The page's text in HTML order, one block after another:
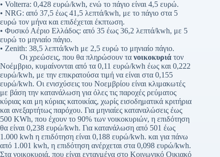
• Volterra: 0,428 ευρώ/kwh, ενώ το πάγιο είναι 4,5 ευρώ.
• NRG: από 37,5 έως 41,5 λεπτά/kwh, με το πάγιο στα 5
ευρώ τον μήνα και επιδέχεται έκπτωση.
• Φυσικό Αέριο Ελλάδος: από 35 έως 36,2 λεπτά/kwh, με 5
ευρώ το μηνιαίο πάγιο.
• Zenith: 38,5 λεπτά/kwh με 2,5 ευρώ το μηνιαίο πάγιο.
Οι χρεώσεις, που θα πληρώσουν τα νοικοκυριά τον
Νοέμβριο, κυμαίνονται από τα 0,11 ευρώ/kwh έως και 0,222
ευρώ/kwh, με την επικρατούσα τιμή να είναι στα 0,155
ευρώ/kwh. Οι ενισχύσεις του Νοεμβρίου είναι κλιμακωτές
με βάση την κατανάλωση για όλες τις παροχές ρεύματος
κύριας και μη κύριας κατοικίας, χωρίς εισοδηματικά κριτήρια
και ανεξαρτήτως παρόχου. Για μηνιαίες καταναλώσεις έως
500 KWh, που έχουν το 90% των νοικοκυριών, η επιδότηση
θα είναι 0,238 ευρώ/kwh. Για κατανάλωση από 501 έως
1.000 kwh η επιδότηση είναι 0,188 ευρώ/kwh. και για πάνω
από 1.001 kwh, η επιδότηση ανέρχεται στα 0,098 ευρώ/kwh.
Στα νοικοκυριά, που είναι ενταγμένα στο Κοινωνικό Οικιακό